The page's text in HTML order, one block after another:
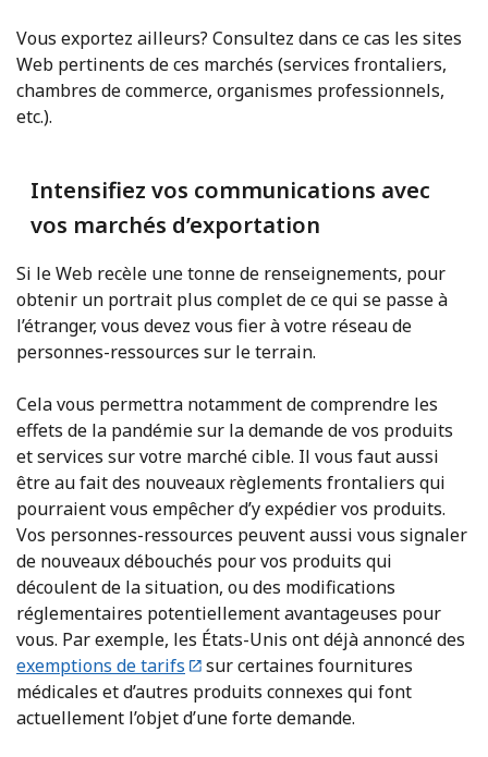
Vous exportez ailleurs? Consultez dans ce cas les sites
Web pertinents de ces marchés (services frontaliers,
chambres de commerce, organismes professionnels,
etc.).
Intensifiez vos communications avec
vos marchés d’exportation
Si le Web recèle une tonne de renseignements, pour
obtenir un portrait plus complet de ce qui se passe à
l’étranger, vous devez vous fier à votre réseau de
personnes-ressources sur le terrain.
Cela vous permettra notamment de comprendre les
effets de la pandémie sur la demande de vos produits
et services sur votre marché cible. Il vous faut aussi
être au fait des nouveaux règlements frontaliers qui
pourraient vous empêcher d’y expédier vos produits.
Vos personnes-ressources peuvent aussi vous signaler
de nouveaux débouchés pour vos produits qui
découlent de la situation, ou des modifications
réglementaires potentiellement avantageuses pour
vous. Par exemple, les États-Unis ont déjà annoncé des
exemptions de tarifs
sur certaines fournitures
médicales et d’autres produits connexes qui font
actuellement l’objet d’une forte demande.